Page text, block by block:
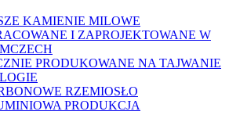
KAMIENIE MILOWE
I ZAPROJEKTOWANE W
PRODUKOWANE NA TAJWANIE
RZEMIOSŁO
PRODUKCJA